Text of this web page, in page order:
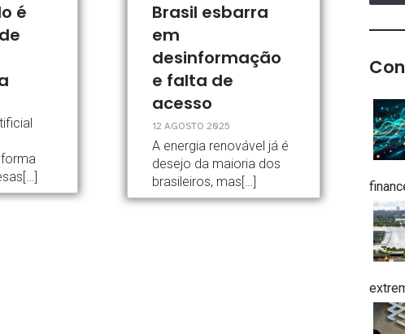
é
Brasil esbarra
em
desinformação
e falta de
acesso
12 AGOSTO 2025
A energia renovável já é
desejo da maioria dos
brasileiros, mas[…]